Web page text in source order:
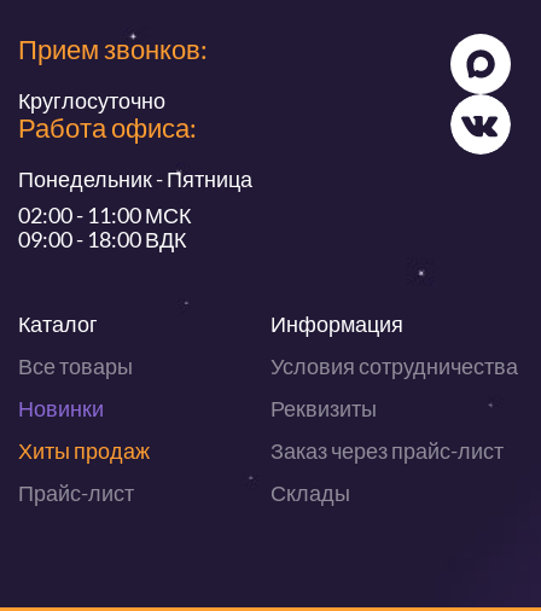
Прием звонков:
Круглосуточно
Работа офиса:
Понедельник - Пятница
02:00 - 11:00 МСК
09:00 - 18:00 ВДК
Каталог
Все товары
Новинки
Хиты продаж
Прайс-лист
Информация
Условия сотрудничества
Реквизиты
Заказ через прайс-лист
Склады